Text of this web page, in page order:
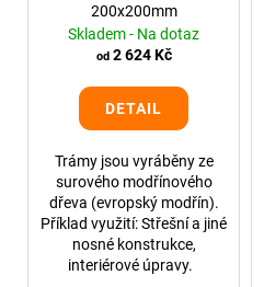
200x200mm
Skladem - Na dotaz
od2 624 Kč
DETAIL
Trámy jsou vyráběny ze
surového modřínového
dřeva (evropský modřín).
Příklad využití: Střešní a jiné
nosné konstrukce,
interiérové úpravy.